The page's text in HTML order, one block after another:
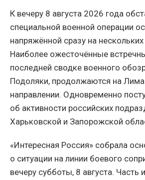
К вечеру 8 августа 2026 года
специальной военной операции
напряжённой сразу на
Наиболее ожесточённые
последней сводке военного
Подоляки, продолжаются на
направлении. Одновременно
об активности российских
Харьковской и Запорожской
«Интересная Россия» собрала
о ситуации на линии боевого
вечеру субботы, 8 августа. Часть